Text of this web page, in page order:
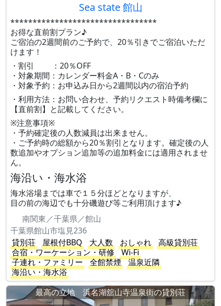
Sea state 館山
*********************************
お得な直前割プラン♪
ご宿泊の2週間前のご予約で、20％引きでご宿泊いただ
けます！
・割引 ：20％OFF
・対象期間：カレンダー料金A・B・Cのみ
・対象予約：お申込み日から2週間以内の宿泊予約
・利用方法：お問い合わせ、予約リクエスト時備考欄に
【直前割】と記載してください。
※注意事項※
・予約確定後の人数減員は出来ません。
・ご予約時の総額から20％割引となります。確定後の人
数追加やオプション追加等の追加料金には適用されませ
ん。
海沿い・海水浴
海水浴場までは車で１５分ほどとなりますが、
目の前の海辺でも十分磯遊び等ご利用頂けます♪
南関東／千葉県／館山
千葉県館山市塩見236
貸別荘
屋根付BBQ 大人数 おしゃれ
高級貸別荘
合宿・ワーケーション・研修
Wi-Fi
子連れ・ファミリー
全館禁煙
温泉近隣
海沿い・海水浴
最高の立地 浜名湖舘山寺温泉街の貸別荘